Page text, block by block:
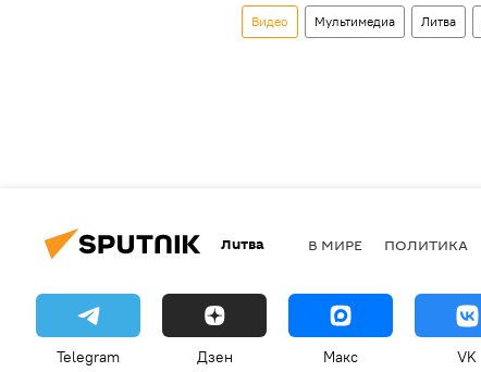
Видео Мультимедиа Литва
Литва В МИРЕ ПОЛИТИКА
Telegram Дзен Макс VK